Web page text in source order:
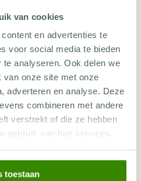
van cookies
en advertenties te
voor social media te bieden
analyseren. Ook delen we
van onze site met onze
adverteren en analyse. Deze
combineren met andere
verstrekt of die ze hebben
gebruik van hun services.
toestaan
MARIA